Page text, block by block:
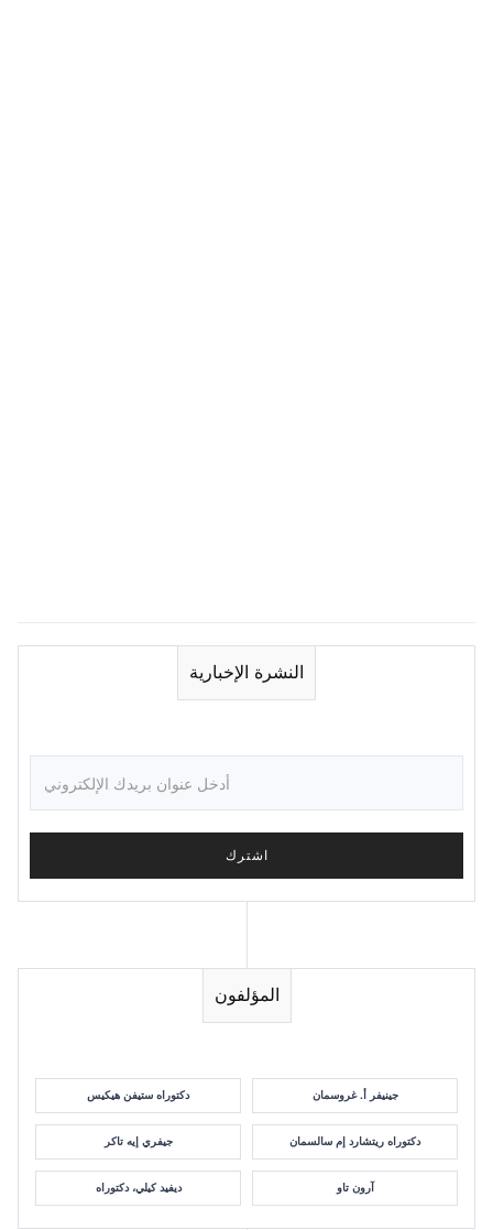
النشرة الإخبارية
المؤلفون
دكتوراه ستيفن هيكيس جينيفر أ. غروسمان
جيفري إيه تاكر دكتوراه ريتشارد إم سالسمان
ديفيد كيلي، دكتوراه آرون تاو